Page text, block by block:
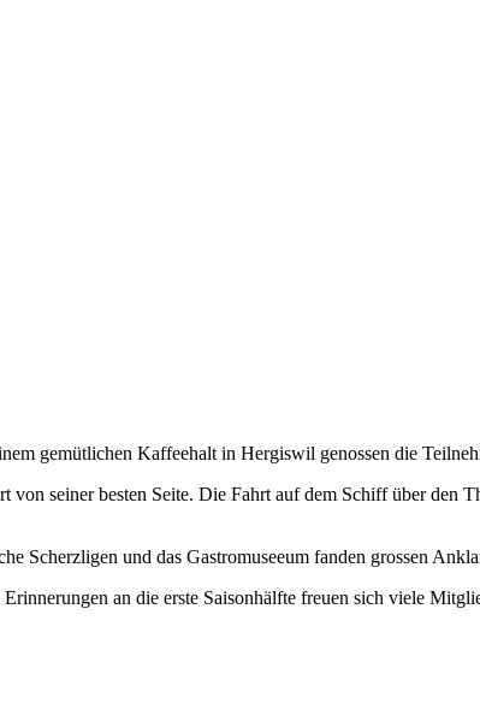
gemütlichen Kaf­fee­halt in Her­giswil genossen die
sein­er besten Seite. Die Fahrt auf dem Schiff über den
Scher­zli­gen und das Gas­tro­museeum fan­den grossen
an die erste Saison­hälfte freuen sich viele